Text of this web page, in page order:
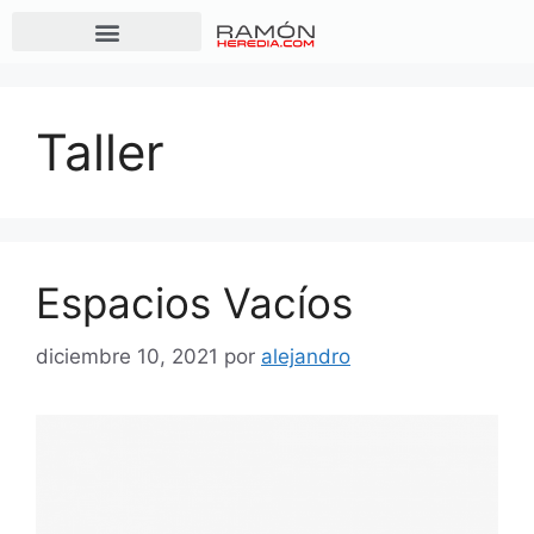
Taller
Espacios Vacíos
diciembre 10, 2021 por alejandro